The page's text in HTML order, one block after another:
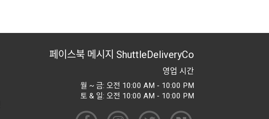
페이스북 메시지 ShuttleDeliveryCo
영업 시간
월 ~ 금: 오전 10:00 AM - 10:00 PM
토 & 일: 오전 10:00 AM - 10:00 PM